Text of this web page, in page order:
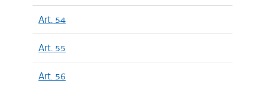
Art. 54
Art. 55
Art. 56